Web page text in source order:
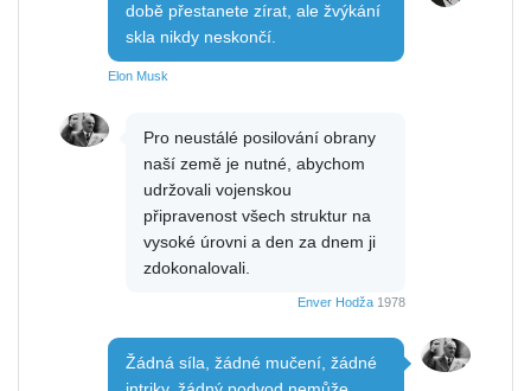
době přestanete zírat, ale žvýkání
skla nikdy neskončí.
Elon Musk
Pro neustálé posilování obrany
naší země je nutné, abychom
udržovali vojenskou
připravenost všech struktur na
vysoké úrovni a den za dnem ji
zdokonalovali.
Enver Hodža 1978
Žádná síla, žádné mučení, žádné